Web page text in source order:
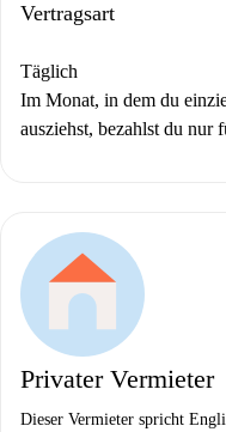
Vertragsart
Täglich
Im Monat, in dem du
ausziehst, bezahlst du nur
Privater Vermieter
Dieser Vermieter spricht